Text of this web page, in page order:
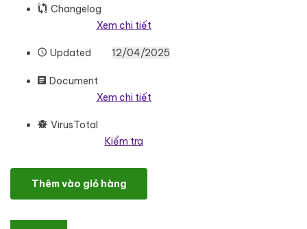
Changelog
Xem chi tiết
Updated 12/04/2025
Document
Xem chi tiết
VirusTotal
Kiểm tra
Motosport Responsive eCommerce Shopify Theme số lượng
Thêm vào giỏ hàng